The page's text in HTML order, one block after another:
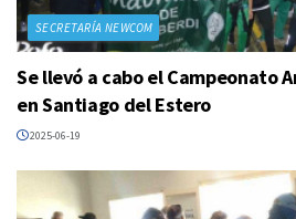
SECRETARÍA NEWCOM
Se llevó a cabo el Campeonato
en Santiago del Estero
2025-06-19